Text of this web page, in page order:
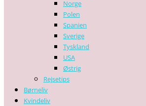
Norge
Polen
Spanien
Sverige
Tyskland
USA
Østrig
Rejsetips
Børneliv
Kvindeliv